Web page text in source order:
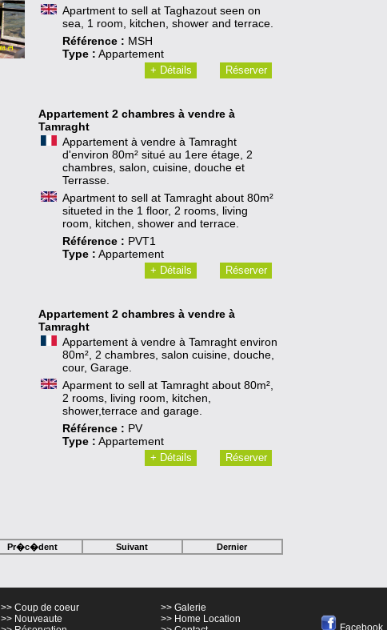
Apartment to sell at Taghazout seen on
sea, 1 room, kitchen, shower and terrace.
Référence : MSH
Type : Appartement
+ Détails Réserver
Appartement 2 chambres à vendre à
Tamraght
Appartement à vendre à Tamraght
d'environ 80m² situé au 1ere étage, 2
chambres, salon, cuisine, douche et
Terrasse.
Apartment to sell at Tamraght about 80m²
situeted in the 1 floor, 2 rooms, living
room, kitchen, shower and terrace.
Référence : PVT1
Type : Appartement
+ Détails Réserver
Appartement 2 chambres à vendre à
Tamraght
Appartement à vendre à Tamraght environ
80m², 2 chambres, salon cuisine, douche,
cour, Garage.
Aparment to sell at Tamraght about 80m²,
2 rooms, living room, kitchen,
shower,terrace and garage.
Référence : PV
Type : Appartement
+ Détails Réserver
Pr�c�dent Suivant Dernier
>> Coup de coeur
>> Nouveaute
>> Galerie
>> Home Location
Facebook